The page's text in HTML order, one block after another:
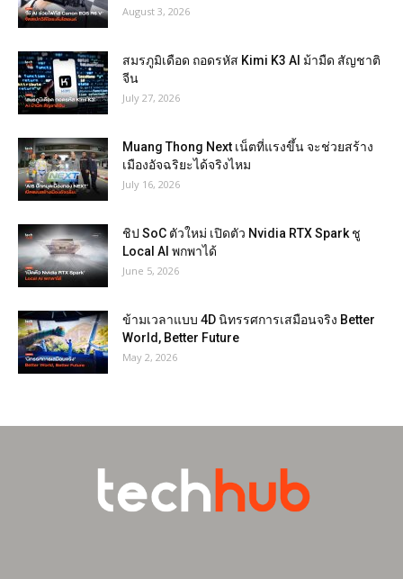
August 3, 2026
สมรภูมิเดือด ถอดรหัส Kimi K3 AI ม้ามืด สัญชาติ
จีน
July 27, 2026
Muang Thong Next เน็ตที่แรงขึ้น จะช่วยสร้าง
เมืองอัจฉริยะได้จริงไหม
July 16, 2026
ชิป SoC ตัวใหม่ เปิดตัว Nvidia RTX Spark ชู
Local AI พกพาได้
June 5, 2026
ข้ามเวลาแบบ 4D นิทรรศการเสมือนจริง Better
World, Better Future
May 2, 2026